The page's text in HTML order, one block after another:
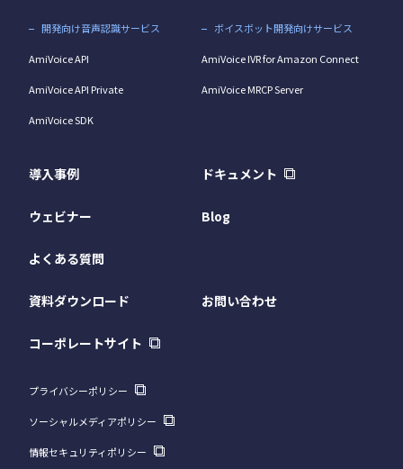
開発向け音声認識サービス
AmiVoice API
AmiVoice API Private
AmiVoice SDK
ボイスボット開発向けサービス
AmiVoice IVR for Amazon Connect
AmiVoice MRCP Server
導入事例 ドキュメント
ウェビナー Blog
よくある質問
資料ダウンロード お問い合わせ
コーポレートサイト
プライバシーポリシー
ソーシャルメディアポリシー
情報セキュリティポリシー